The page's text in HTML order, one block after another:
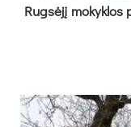
Rug­sė­jį